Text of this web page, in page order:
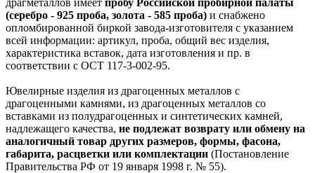
(серебро - 925 проба, золота - 585 проба) и снабжено
опломбированной биркой завода-изготовителя с указанием
всей информации: артикул, проба, общий вес изделия,
характеристика вставок, дата изготовления и пр. в
соответствии с ОСТ 117-3-002-95.
Ювелирные изделия из драгоценных металлов с
драгоценными камнями, из драгоценных металлов со
вставками из полудрагоценных и синтетических камней,
надлежащего качества, не подлежат возврату или обмену на
аналогичный товар других размеров, формы, фасона,
габарита, расцветки или комплектации (Постановление
Правительства РФ от 19 января 1998 г. № 55).